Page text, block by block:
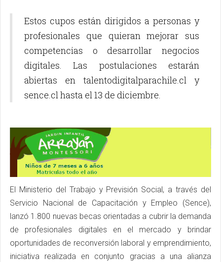
Estos cupos están dirigidos a personas y
profesionales que quieran mejorar sus
competencias o desarrollar negocios
digitales. Las postulaciones estarán
abiertas en talentodigitalparachile.cl y
sence.cl hasta el 13 de diciembre.
El Ministerio del Trabajo y Previsión Social, a través del
Servicio Nacional de Capacitación y Empleo (Sence),
lanzó 1.800 nuevas becas orientadas a cubrir la demanda
de profesionales digitales en el mercado y brindar
oportunidades de reconversión laboral y emprendimiento,
iniciativa realizada en conjunto gracias a una alianza